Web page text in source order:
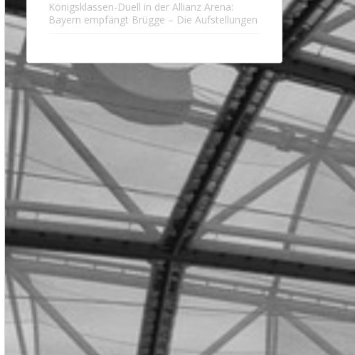
Königsklassen-Duell in der Allianz Arena:
Bayern empfängt Brügge – Die Aufstellungen